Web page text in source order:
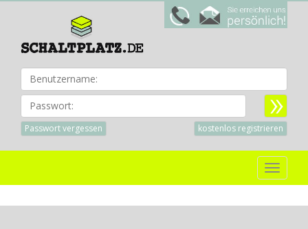
Passwort:
Passwort vergessen kostenlos registrieren
Toggle